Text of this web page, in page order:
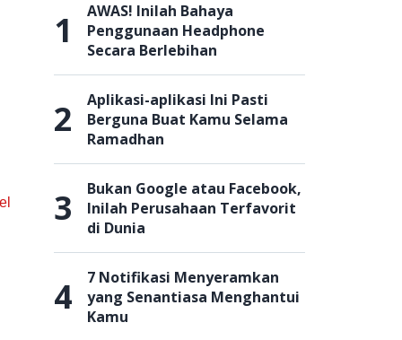
1
AWAS! Inilah Bahaya
Penggunaan Headphone
Secara Berlebihan
2
Aplikasi-aplikasi Ini Pasti
Berguna Buat Kamu Selama
Ramadhan
3
Bukan Google atau Facebook,
Inilah Perusahaan Terfavorit
di Dunia
4
7 Notifikasi Menyeramkan
yang Senantiasa Menghantui
Kamu